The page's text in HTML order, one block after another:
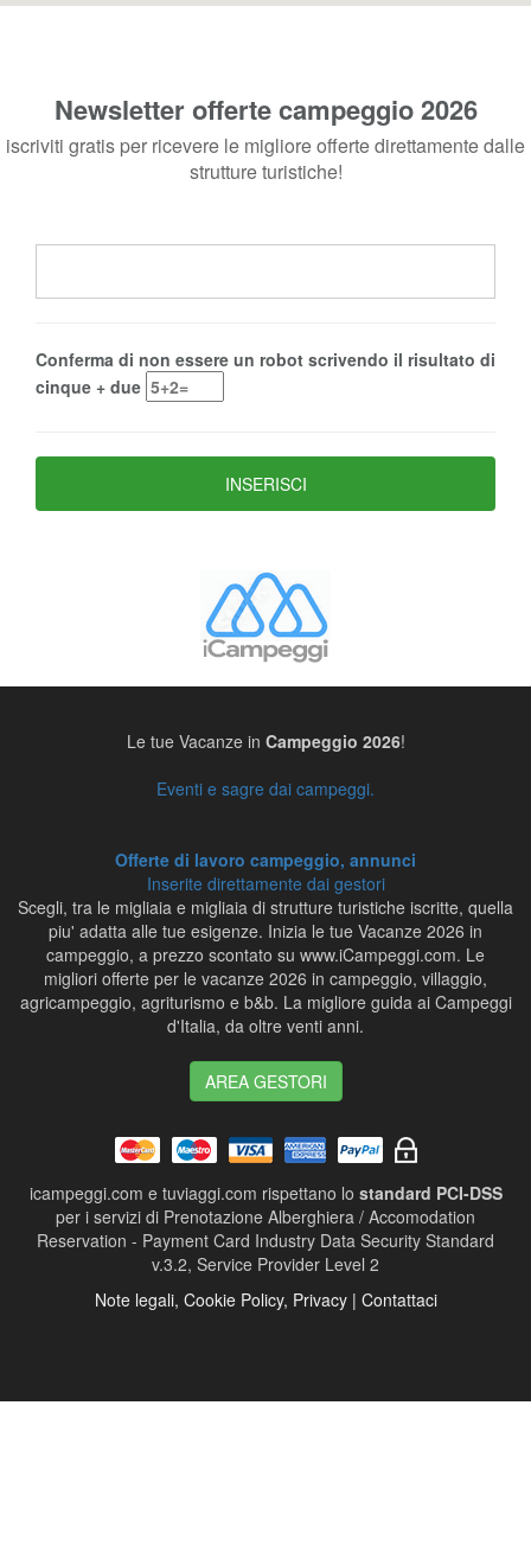
Newsletter offerte campeggio 2026
iscriviti gratis per ricevere le migliore offerte direttamente dalle
strutture turistiche!
Conferma di non essere un robot scrivendo il risultato di
cinque + due
Le tue Vacanze in Campeggio 2026!
Eventi e sagre dai campeggi.
Offerte di lavoro campeggio, annunci
Inserite direttamente dai gestori
Scegli, tra le migliaia e migliaia di strutture turistiche iscritte, quella
piu' adatta alle tue esigenze. Inizia le tue Vacanze 2026 in
campeggio, a prezzo scontato su www.iCampeggi.com. Le
migliori offerte per le vacanze 2026 in campeggio, villaggio,
agricampeggio, agriturismo e b&b. La migliore guida ai Campeggi
d'Italia, da oltre venti anni.
AREA GESTORI
icampeggi.com e tuviaggi.com rispettano lo standard PCI-DSS
per i servizi di Prenotazione Alberghiera / Accomodation
Reservation - Payment Card Industry Data Security Standard
v.3.2, Service Provider Level 2
Note legali, Cookie Policy, Privacy | Contattaci